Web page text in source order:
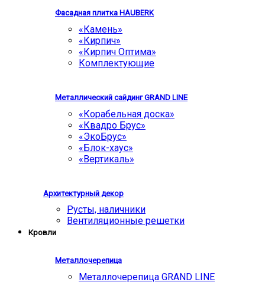
Фасадная плитка HAUBERK
«Камень»
«Кирпич»
«Кирпич Оптима»
Комплектующие
Металлический сайдинг GRAND LINE
«Корабельная доска»
«Квадро Брус»
«ЭкоБрус»
«Блок-хаус»
«Вертикаль»
Архитектурный декор
Русты, наличники
Вентиляционные решетки
Кровли
Металлочерепица
Металлочерепица GRAND LINE